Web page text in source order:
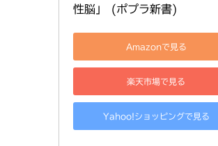
性脳」 (ポプラ新書)
Amazonで見る
楽天市場で見る
Yahoo!ショッピングで見る